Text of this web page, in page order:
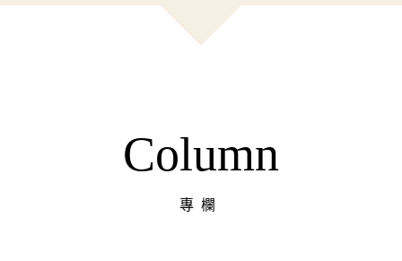
Column
專欄